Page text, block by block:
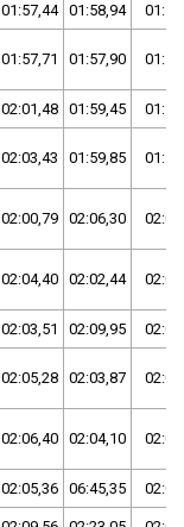
01:57,44 01:58,94
01:57,71 01:57,90
02:01,48 01:59,45
02:03,43 01:59,85
02:00,79 02:06,30
02:04,40 02:02,44
02:03,51 02:09,95
02:05,28 02:03,87
02:06,40 02:04,10
02:05,36 06:45,35